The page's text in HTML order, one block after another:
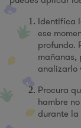
Identifica
ese
profundo.
mañanas,
analizarlo
Procura
hambre
durante la